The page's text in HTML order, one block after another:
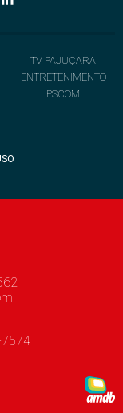
TV PAJUÇARA
ENTRETENIMENTO
PSCOM